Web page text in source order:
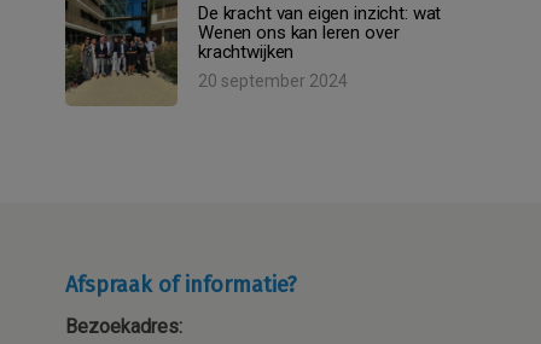
De kracht van eigen inzicht: wat
Wenen ons kan leren over
krachtwijken
20 september 2024
Afspraak of informatie?
Bezoekadres: